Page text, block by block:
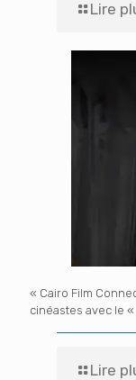
Lire
« Cairo Film
cinéastes avec le
Lire